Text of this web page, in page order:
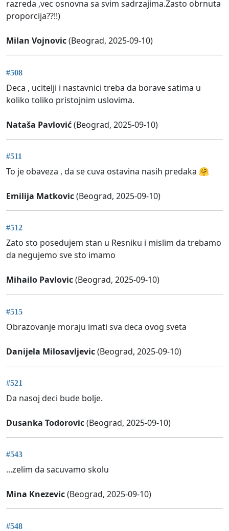
razreda ,vec osnovna sa svim sadrzajima.Zasto obrnuta
proporcija??!!)
Milan Vojnovic(Beograd, 2025-09-10)
#508
Deca , ucitelji i nastavnici treba da borave satima u
koliko toliko pristojnim uslovima.
Nataša Pavlović(Beograd, 2025-09-10)
#511
To je obaveza , da se cuva ostavina nasih predaka 🤗
Emilija Matkovic(Beograd, 2025-09-10)
#512
Zato sto posedujem stan u Resniku i mislim da trebamo
da negujemo sve sto imamo
Mihailo Pavlovic(Beograd, 2025-09-10)
#515
Obrazovanje moraju imati sva deca ovog sveta
Danijela Milosavljevic(Beograd, 2025-09-10)
#521
Da nasoj deci bude bolje.
Dusanka Todorovic(Beograd, 2025-09-10)
#543
...zelim da sacuvamo skolu
Mina Knezevic(Beograd, 2025-09-10)
#548